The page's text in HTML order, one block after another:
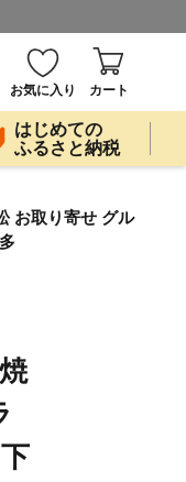
お気に入り カート
はじめての
ふるさと納税
お取り寄せ グル